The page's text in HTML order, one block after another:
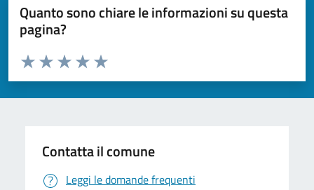
Quanto sono chiare le informazioni su questa
pagina?
Valuta da 1 a 5 stelle la pagina
Valuta 5 stelle su 5
Valuta 4 stelle su 5
Valuta 3 stelle su 5
Valuta 2 stelle su 5
Valuta 1 stelle su 5
Contatta il comune
Leggi le domande frequenti